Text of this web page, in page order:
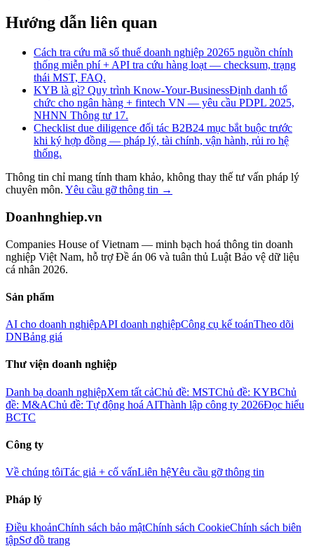
Hướng dẫn liên quan
Cách tra cứu mã số thuế doanh nghiệp 20265 nguồn chính
thống miễn phí + API tra cứu hàng loạt — checksum, trạng
thái MST, FAQ.
KYB là gì? Quy trình Know-Your-BusinessĐịnh danh tổ
chức cho ngân hàng + fintech VN — yêu cầu PDPL 2025,
NHNN Thông tư 17.
Checklist due diligence đối tác B2B24 mục bắt buộc trước
khi ký hợp đồng — pháp lý, tài chính, vận hành, rủi ro hệ
thống.
Thông tin chỉ mang tính tham khảo, không thay thế tư vấn pháp lý
chuyên môn. Yêu cầu gỡ thông tin →
Doanhnghiep.vn
Companies House of Vietnam — minh bạch hoá thông tin doanh
nghiệp Việt Nam, hỗ trợ Đề án 06 và tuân thủ Luật Bảo vệ dữ liệu
cá nhân 2026.
Sản phẩm
AI cho doanh nghiệpAPI doanh nghiệpCông cụ kế toánTheo dõi
DNBảng giá
Thư viện doanh nghiệp
Danh bạ doanh nghiệpXem tất cảChủ đề: MSTChủ đề: KYBChủ
đề: M&AChủ đề: Tự động hoá AIThành lập công ty 2026Đọc hiểu
BCTC
Công ty
Về chúng tôiTác giả + cố vấnLiên hệYêu cầu gỡ thông tin
Pháp lý
Điều khoảnChính sách bảo mậtChính sách CookieChính sách biên
tậpSơ đồ trang